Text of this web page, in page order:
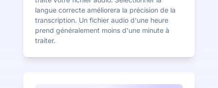
langue correcte améliorera la précision de la
transcription. Un fichier audio d'une heure
prend généralement moins d'une minute à
traiter.